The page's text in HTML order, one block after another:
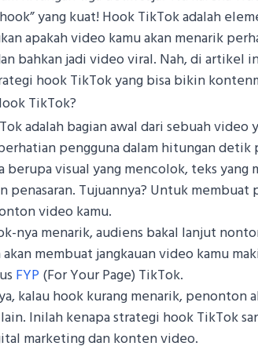
yang kuat! Hook TikTok adalah
apakah video kamu akan menarik
bahkan jadi video viral. Nah, di artikel
hook TikTok yang bisa bikin
TikTok?
adalah bagian awal dari sebuah
pengguna dalam hitungan detik
berupa visual yang mencolok, teks yang
penasaran. Tujuannya? Untuk
video kamu.
nya menarik, audiens bakal lanjut
membuat jangkauan video kamu
FYP(For Your Page) TikTok.
kalau hook kurang menarik, penonton
Inilah kenapa strategi hook TikTok
marketing dan konten video.